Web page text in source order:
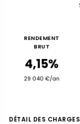
RENDEMENT
BRUT
4,15%
29 040 €/an
DÉTAIL DES